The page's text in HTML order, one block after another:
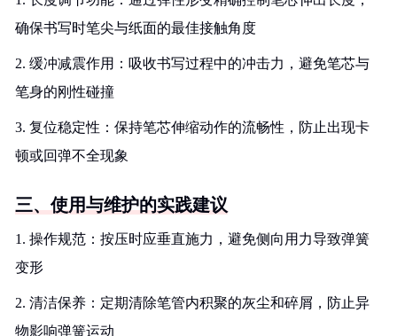
确保书写时笔尖与纸面的最佳接触角度
2. 缓冲减震作用：吸收书写过程中的冲击力，避免笔芯与
笔身的刚性碰撞
3. 复位稳定性：保持笔芯伸缩动作的流畅性，防止出现卡
顿或回弹不全现象
三、使用与维护的实践建议
1. 操作规范：按压时应垂直施力，避免侧向用力导致弹簧
变形
2. 清洁保养：定期清除笔管内积聚的灰尘和碎屑，防止异
物影响弹簧运动